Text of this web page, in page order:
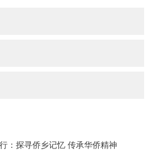
：探寻侨乡记忆 传承华侨精神